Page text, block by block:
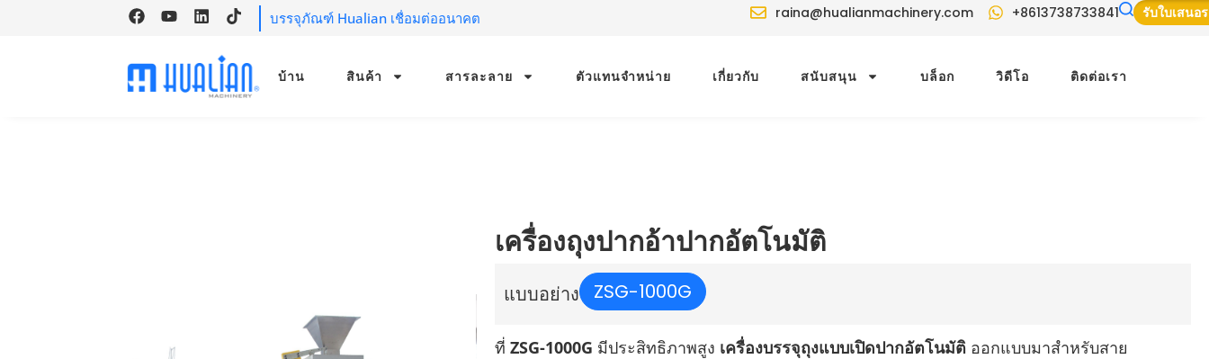
บรรจุภัณฑ์ Hualian เชื่อมต่ออนาคต raina@hualianmachinery.com +8613738733841 รับใบเสนอ
บ้าน สินค้า สารละลาย ตัวแทนจำหน่าย เกี่ยวกับ สนับสนุน บล็อก วิดีโอ ติดต่อเรา
เครื่องถุงปากอ้าปากอัตโนมัติ
แบบอย่าง ZSG-1000G
ที่ ZSG-1000G มีประสิทธิภาพสูง เครื่องบรรจุถุงแบบเปิดปากอัตโนมัติออกแบบมาสำหรับสาย